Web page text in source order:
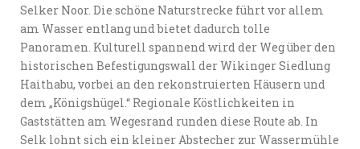
Selker Noor. Die schöne Naturstrecke führt vor allem
am Wasser entlang und bietet dadurch tolle
Panoramen. Kulturell spannend wird der Weg über den
historischen Befestigungswall der Wikinger Siedlung
Haithabu, vorbei an den rekonstruierten Häusern und
dem „Königshügel.“ Regionale Köstlichkeiten in
Gaststätten am Wegesrand runden diese Route ab. In
Selk lohnt sich ein kleiner Abstecher zur Wassermühle